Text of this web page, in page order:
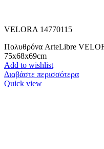
VELORA 14770115
Πολυθρόνα ArteLibre
75x68x69cm
Add to wishlist
Διαβάστε περισσότερα
Quick view